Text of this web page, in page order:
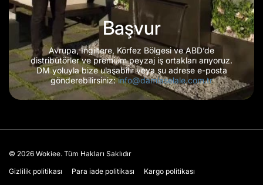
Başvur
Avrupa, İngiltere, Körfez Bölgesi ve ABD’de
distribütörler ve premium peyzaj iş ortakları arıyoruz.
DM yoluyla bize ulaşabilir veya şu adrese e-posta
gönderebilirsiniz:info@damlaselale.com.tr
© 2026 Wokiee. Tüm Hakları Saklıdır
Gizlilik politikası
Para iade politikası Kargo politikası